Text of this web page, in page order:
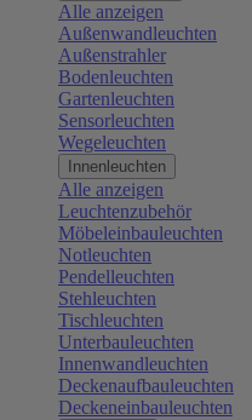
Alle anzeigen
Außenwandleuchten
Außenstrahler
Bodenleuchten
Gartenleuchten
Sensorleuchten
Wegeleuchten
Innenleuchten
Alle anzeigen
Leuchtenzubehör
Möbeleinbauleuchten
Notleuchten
Pendelleuchten
Stehleuchten
Tischleuchten
Unterbauleuchten
Innenwandleuchten
Deckenaufbauleuchten
Deckeneinbauleuchten